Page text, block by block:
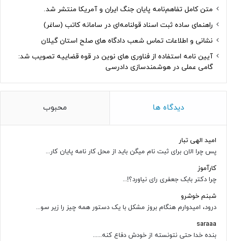
متن کامل تفاهم‌نامه پایان جنگ ایران و آمریکا منتشر شد.
راهنمای ساده ثبت اسناد قولنامه‌ای در سامانه کاتب (ساغر)
نشانی و اطلاعات تماس شعب دادگاه های صلح استان گیلان
آیین نامه استفاده از فناوری های نوین در قوه قضاییه تصویب شد:
گامی عملی در هوشمندسازی دادرسی
دیدگاه ها محبوب
امید الهی تبار
پس چرا الان برای ثبت نام میگن باید از محل کار نامه پایان کار...
کارآموز
چرا دکتر بابک جعفری رای نیاورد؟!...
شبنم خوشرو
درود، امیدوارم هنگام بروز مشکل با یک دستور همه چیز را زیر سو...
saraaa
بنده خدا حتی نتونسته از خودش دفاع کنه......